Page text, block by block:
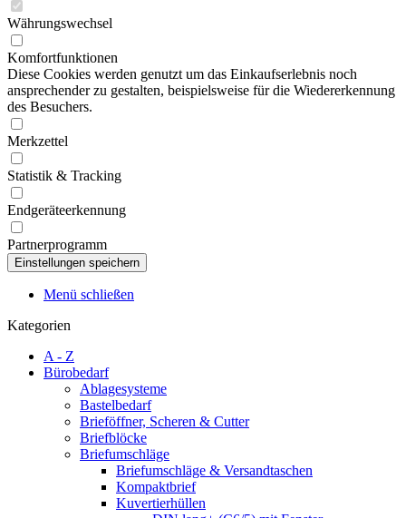
Währungswechsel
Komfortfunktionen
Diese Cookies werden genutzt um das Einkaufserlebnis noch
ansprechender zu gestalten, beispielsweise für die Wiedererkennung
des Besuchers.
Merkzettel
Statistik & Tracking
Endgeräteerkennung
Partnerprogramm
Menü schließen
Kategorien
A - Z
Bürobedarf
Ablagesysteme
Bastelbedarf
Brieföffner, Scheren & Cutter
Briefblöcke
Briefumschläge
Briefumschläge & Versandtaschen
Kompaktbrief
Kuvertierhüllen